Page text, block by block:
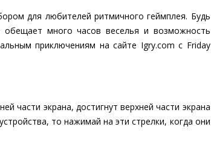
для любителей ритмичного геймплея. Будь
много часов веселья и возможность
приключениям на сайте Igry.com с Friday
части экрана, достигнут верхней части экрана
то нажимай на эти стрелки, когда они